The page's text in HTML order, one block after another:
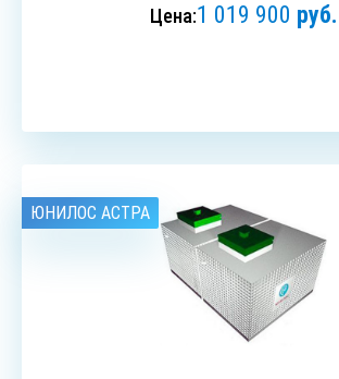
Цена:1 019 900 руб.
ЮНИЛОС АСТРА